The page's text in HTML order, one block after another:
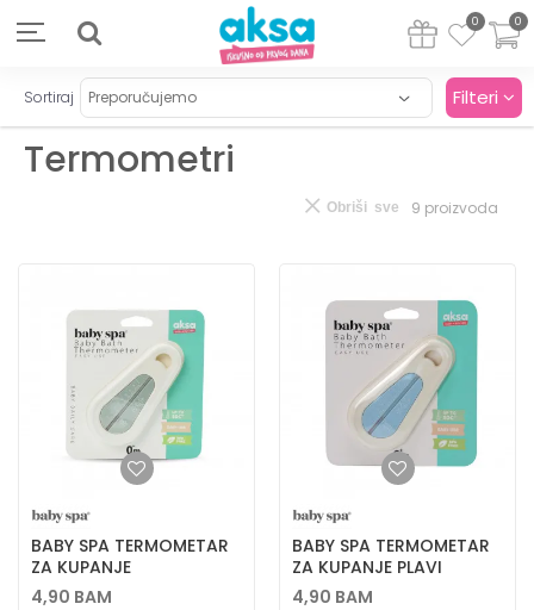
0
0
Termometri
Sortiraj Filteri
9 proizvoda
Obriši sve
BABY SPA TERMOMETAR
ZA KUPANJE
4,90 BAM
BABY SPA TERMOMETAR
ZA KUPANJE PLAVI
4,90 BAM